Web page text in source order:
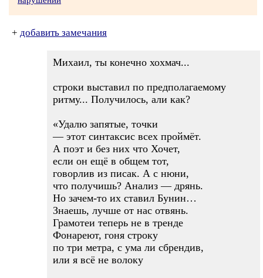
+ добавить замечания
Михаил, ты конечно хохмач...
строки выставил по предполагаемому
ритму... Получилось, али как?
«Удалю запятые, точки
— этот синтаксис всех проймёт.
А поэт и без них что Хочет,
если он ещё в общем тот,
говорлив из писак. А с нюни,
что получишь? Анализ — дрянь.
Но зачем-то их ставил Бунин…
Знаешь, лучше от нас отвянь.
Грамотеи теперь не в тренде
Фонареют, гоня строку
по три метра, с ума ли сбрендив,
или я всё не волоку